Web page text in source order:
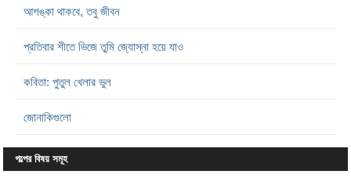
আশঙ্কা থাকবে, তবু জীবন
প্রতিবার শীতে ভিজে তুমি জ্যোস্না হয়ে যাও
কবিতা: পুতুল খেলার ভুল
জোনাকিগুলো
গল্পের বিষয় সমূহ